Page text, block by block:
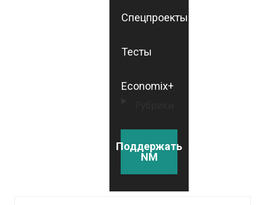
Спецпроекты
Тесты
Economix+
Поддержать
NM